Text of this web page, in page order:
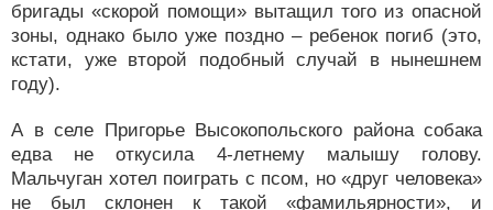
бригады «скорой помощи» вытащил того из опасной
зоны, однако было уже поздно – ребенок погиб (это,
кстати, уже второй подобный случай в нынешнем
году).
А в селе Пригорье Высокопольского района собака
едва не откусила 4-летнему малышу голову.
Мальчуган хотел поиграть с псом, но «друг человека»
не был склонен к такой «фамильярности», и